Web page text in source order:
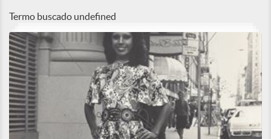
Termo buscado undefined